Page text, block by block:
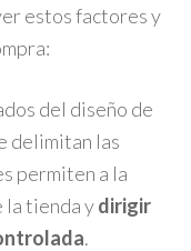
estos factores y
del diseño de
delimitan las
permiten a la
la tienda ydirigir
.